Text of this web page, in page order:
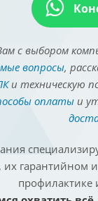
с выбором
вопросы,
и техническую
оплатыи
гарантийном
профилактике